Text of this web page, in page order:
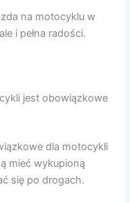
na motocyklu w
i pełna radości.
jest obowiązkowe
dla motocykli
mieć wykupioną
się po drogach.